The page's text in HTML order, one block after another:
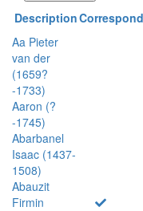
Description
Aa Pieter
van der
(1659?
-1733)
Aaron (?
-1745)
Abarbanel
Isaac (1437-
1508)
Abauzit
Firmin